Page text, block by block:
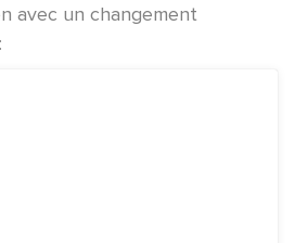
avec un changement